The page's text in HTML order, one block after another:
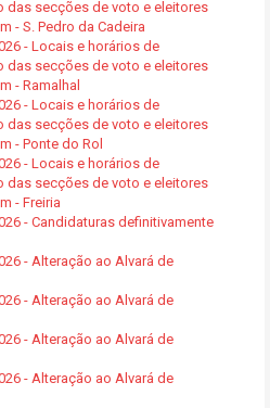
das secções de voto e eleitores
- S. Pedro da Cadeira
- Locais e horários de
das secções de voto e eleitores
- Ramalhal
- Locais e horários de
das secções de voto e eleitores
- Ponte do Rol
- Locais e horários de
das secções de voto e eleitores
- Freiria
- Candidaturas definitivamente
- Alteração ao Alvará de
- Alteração ao Alvará de
- Alteração ao Alvará de
- Alteração ao Alvará de